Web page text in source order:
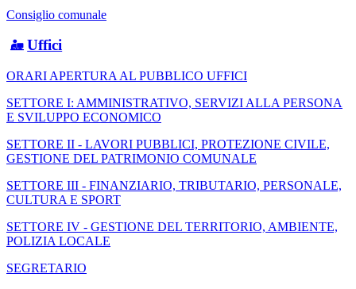
Consiglio comunale
Uffici
ORARI APERTURA AL PUBBLICO UFFICI
SETTORE I: AMMINISTRATIVO, SERVIZI ALLA PERSONA
E SVILUPPO ECONOMICO
SETTORE II - LAVORI PUBBLICI, PROTEZIONE CIVILE,
GESTIONE DEL PATRIMONIO COMUNALE
SETTORE III - FINANZIARIO, TRIBUTARIO, PERSONALE,
CULTURA E SPORT
SETTORE IV - GESTIONE DEL TERRITORIO, AMBIENTE,
POLIZIA LOCALE
SEGRETARIO